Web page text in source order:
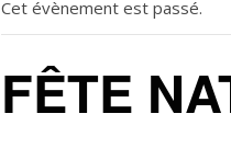
Cet évènement est passé.
FÊTE